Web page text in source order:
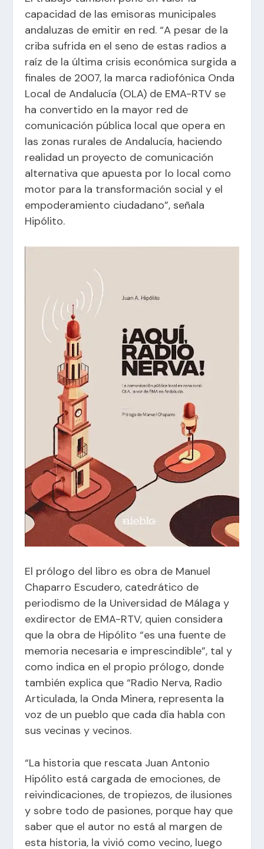
capacidad de las emisoras municipales
andaluzas de emitir en red. “A pesar de la
criba sufrida en el seno de estas radios a
raíz de la última crisis económica surgida a
finales de 2007, la marca radiofónica Onda
Local de Andalucía (OLA) de EMA-RTV se
ha convertido en la mayor red de
comunicación pública local que opera en
las zonas rurales de Andalucía, haciendo
realidad un proyecto de comunicación
alternativa que apuesta por lo local como
motor para la transformación social y el
empoderamiento ciudadano”, señala
Hipólito.
El prólogo del libro es obra de Manuel
Chaparro Escudero, catedrático de
periodismo de la Universidad de Málaga y
exdirector de EMA-RTV, quien considera
que la obra de Hipólito “es una fuente de
memoria necesaria e imprescindible”, tal y
como indica en el propio prólogo, donde
también explica que “Radio Nerva, Radio
Articulada, la Onda Minera, representa la
voz de un pueblo que cada día habla con
sus vecinas y vecinos.
“La historia que rescata Juan Antonio
Hipólito está cargada de emociones, de
reivindicaciones, de tropiezos, de ilusiones
y sobre todo de pasiones, porque hay que
saber que el autor no está al margen de
esta historia, la vivió como vecino, luego